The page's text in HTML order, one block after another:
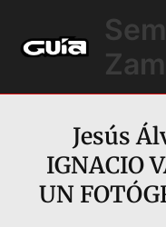
contenido
Jesús
IGNACIO
UN